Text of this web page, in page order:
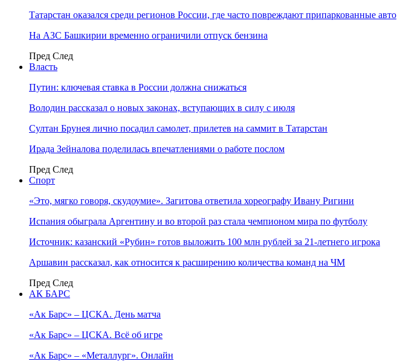
Татарстан оказался среди регионов России, где часто повреждают припаркованные авто
На АЗС Башкирии временно ограничили отпуск бензина
Пред След
Власть
Путин: ключевая ставка в России должна снижаться
Володин рассказал о новых законах, вступающих в силу с июля
Султан Брунея лично посадил самолет, прилетев на саммит в Татарстан
Ирада Зейналова поделилась впечатлениями о работе послом
Пред След
Спорт
«Это, мягко говоря, скудоумие». Загитова ответила хореографу Ивану Ригини
Испания обыграла Аргентину и во второй раз стала чемпионом мира по футболу
Источник: казанский «Рубин» готов выложить 100 млн рублей за 21-летнего игрока
Аршавин рассказал, как относится к расширению количества команд на ЧМ
Пред След
АК БАРС
«Ак Барс» – ЦСКА. День матча
«Ак Барс» – ЦСКА. Всё об игре
«Ак Барс» – «Металлург». Онлайн